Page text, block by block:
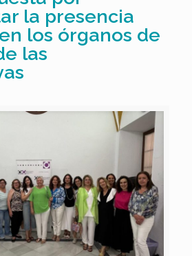
la presencia
los órganos de
las